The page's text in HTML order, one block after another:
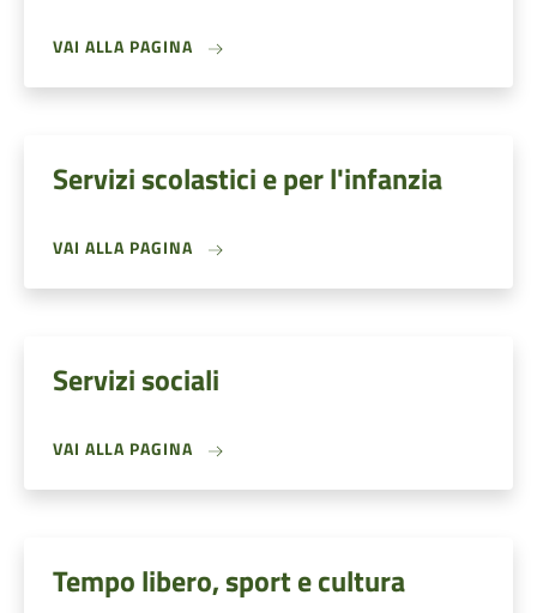
VAI ALLA PAGINA
Servizi scolastici e per l'infanzia
VAI ALLA PAGINA
Servizi sociali
VAI ALLA PAGINA
Tempo libero, sport e cultura